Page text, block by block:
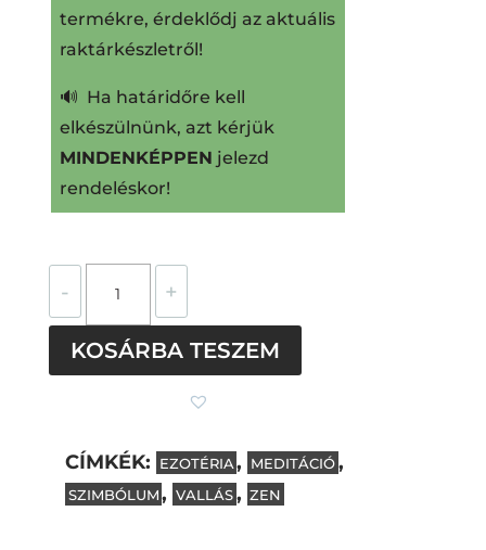
termékre, érdeklődj az aktuális
raktárkészletről!
🔊 Ha határidőre kell
elkészülnünk, azt kérjük
MINDENKÉPPEN jelezd
rendeléskor!
-
Zen
+
KOSÁRBA TESZEM
CÍMKÉK: EZOTÉRIA , MEDITÁCIÓ,
SZIMBÓLUM , VALLÁS, ZEN
Subtotal